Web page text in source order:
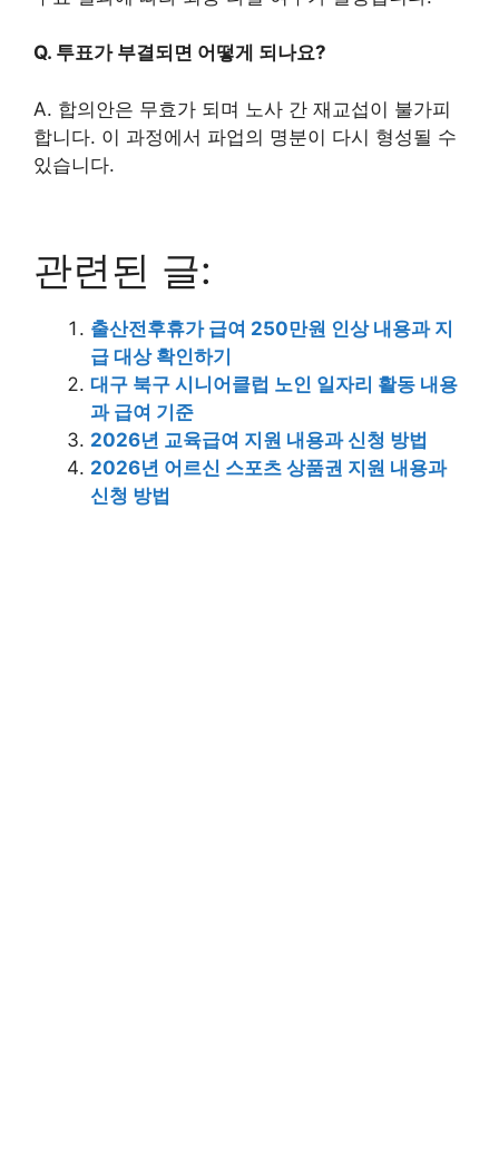
Q. 투표가 부결되면 어떻게 되나요?
A. 합의안은 무효가 되며 노사 간 재교섭이 불가피
합니다. 이 과정에서 파업의 명분이 다시 형성될 수
있습니다.
관련된 글:
출산전후휴가 급여 250만원 인상 내용과 지
급 대상 확인하기
대구 북구 시니어클럽 노인 일자리 활동 내용
과 급여 기준
2026년 교육급여 지원 내용과 신청 방법
2026년 어르신 스포츠 상품권 지원 내용과
신청 방법